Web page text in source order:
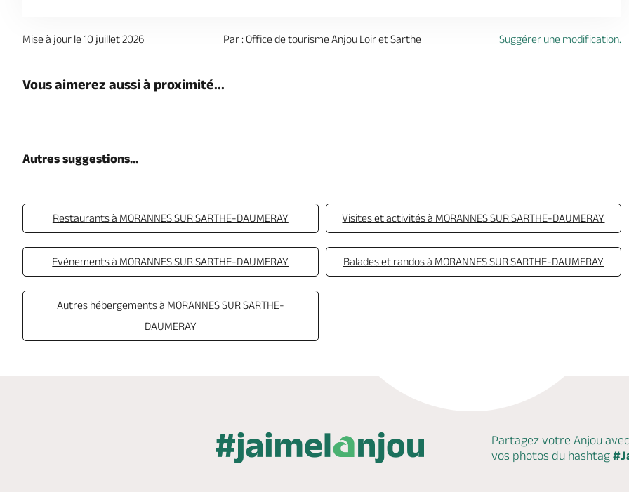
Mise à jour le 10 juillet 2026 Par : Office de tourisme Anjou Loir et Sarthe Suggérer une modification.
Vous aimerez aussi à proximité...
Autres suggestions...
Restaurants à MORANNES SUR SARTHE-DAUMERAY Visites et activités à MORANNES SUR SARTHE-DAUMERAY
Evénements à MORANNES SUR SARTHE-DAUMERAY Balades et randos à MORANNES SUR SARTHE-DAUMERAY
Autres hébergements à MORANNES SUR SARTHE-
DAUMERAY
Partagez votre Anjou
vos photos du hashtag